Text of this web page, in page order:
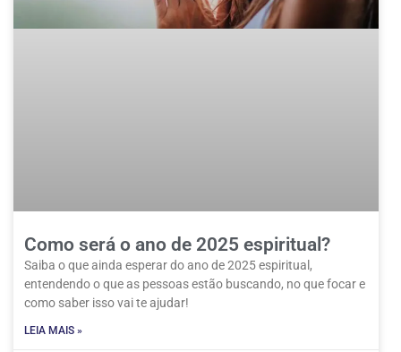
Como será o ano de 2025 espiritual?
Saiba o que ainda esperar do ano de 2025 espiritual,
entendendo o que as pessoas estão buscando, no que focar e
como saber isso vai te ajudar!
LEIA MAIS »